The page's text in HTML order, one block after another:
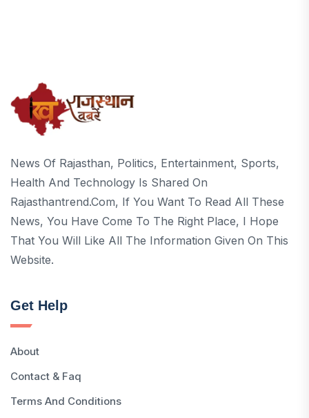
News Of Rajasthan, Politics, Entertainment, Sports,
Health And Technology Is Shared On
Rajasthantrend.com, If You Want To Read All These
News, You Have Come To The Right Place, I Hope
That You Will Like All The Information Given On This
Website.
Get Help
About
Contact & Faq
Terms And Conditions